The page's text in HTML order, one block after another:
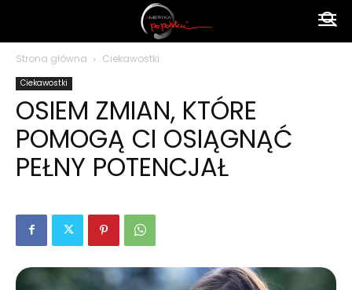
polsku
Strona główna Ciekawostki
Ciekawostki
OSIEM ZMIAN, KTÓRE
POMOGĄ CI OSIĄGNĄĆ
PEŁNY POTENCJAŁ